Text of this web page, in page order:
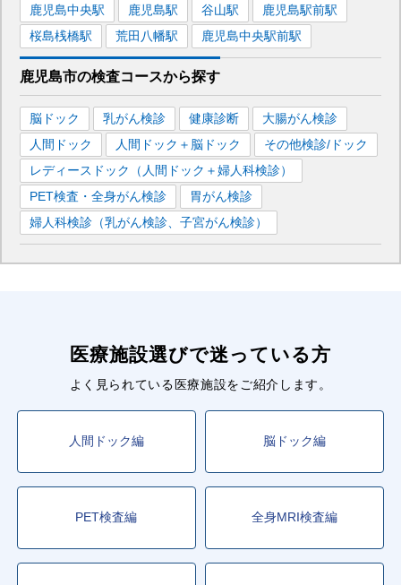
鹿児島中央駅 鹿児島駅 谷山駅 鹿児島駅前駅
桜島桟橋駅 荒田八幡駅 鹿児島中央駅前駅
鹿児島市の検査コースから探す
脳ドック 乳がん検診 健康診断
大腸がん検診
人間ドック
人間ドック＋脳ドック
その他検診/ドック
レディースドック（人間ドック＋婦人科検診）
PET検査・全身がん検診
胃がん検診
婦人科検診（乳がん検診、子宮がん検診）
医療施設選びで迷っている方
よく見られている医療施設をご紹介します。
人間ドック編 脳ドック編
PET検査編 全身MRI検査編